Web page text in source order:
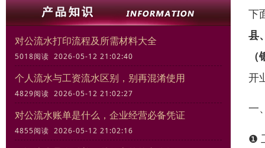
对公流水打印流程及所需材料大全
5018阅读 2026-05-12 21:02:40
个人流水与工资流水区别，别再混淆使用
4829阅读 2026-05-12 21:02:27
对公流水账单是什么，企业经营必备凭证
4855阅读 2026-05-12 21:02:16
下
县
开
一
❶